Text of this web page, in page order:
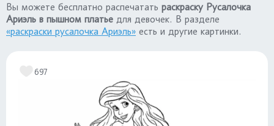
Вы можете бесплатно распечатать раскраску Русалочка
Ариэль в пышном платье для девочек. В разделе
«раскраски русалочка Ариэль» есть и другие картинки.
697